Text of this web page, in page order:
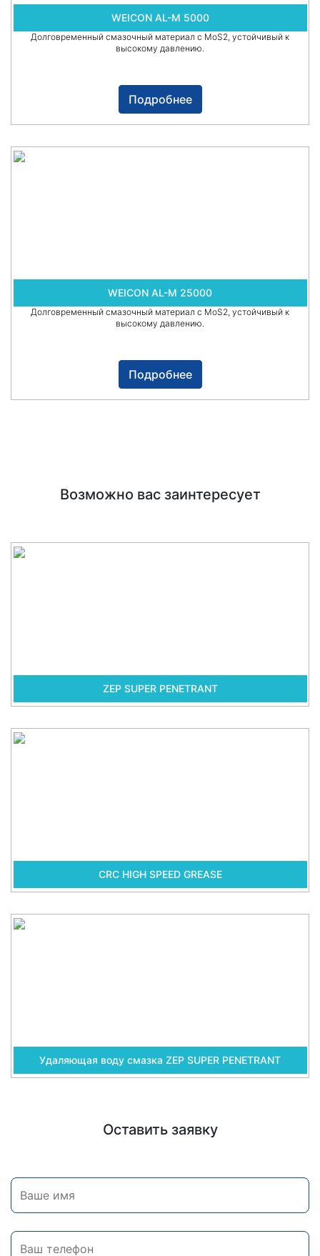
WEICON AL-M 5000
Долговременный смазочный материал с MoS2, устойчивый к
высокому давлению.
Подробнее
WEICON AL-M 25000
Долговременный смазочный материал с MoS2, устойчивый к
высокому давлению.
Подробнее
Возможно вас заинтересует
ZEP SUPER PENETRANT
CRC HIGH SPEED GREASE
Удаляющая воду смазка ZEP SUPER PENETRANT
Оставить заявку